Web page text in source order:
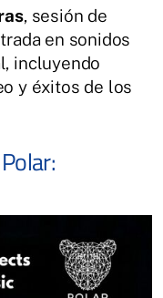
, sesión de
en sonidos
incluyendo
y éxitos de los